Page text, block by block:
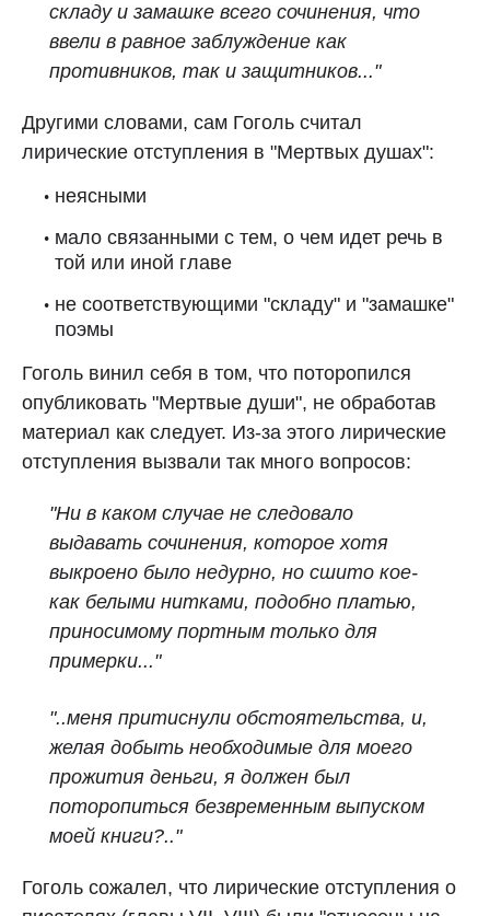
складу и замашке всего сочинения, что
ввели в равное заблуждение как
противников, так и защитников..."
Другими словами, сам Гоголь считал
лирические отступления в "Мертвых душах":
неясными
мало связанными с тем, о чем идет речь в
той или иной главе
не соответствующими "складу" и "замашке"
поэмы
Гоголь винил себя в том, что поторопился
опубликовать "Мертвые души", не обработав
материал как следует. Из-за этого лирические
отступления вызвали так много вопросов:
"Ни в каком случае не следовало
выдавать сочинения, которое хотя
выкроено было недурно, но сшито кое-
как белыми нитками, подобно платью,
приносимому портным только для
примерки..."
"..меня притиснули обстоятельства, и,
желая добыть необходимые для моего
прожития деньги, я должен был
поторопиться безвременным выпуском
моей книги?.."
Гоголь сожалел, что лирические отступления о